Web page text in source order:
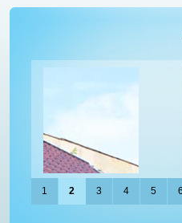
Марафет
1 2 3 4 5 6